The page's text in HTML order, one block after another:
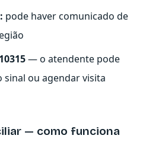
pode haver comunicado de
10315— o atendente pode
ou agendar visita
— como funciona